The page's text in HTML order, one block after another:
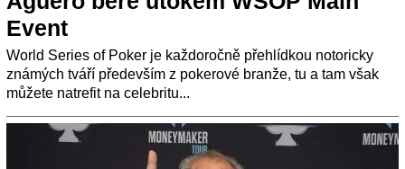
Event
World Series of Poker je každoročně přehlídkou notoricky
známých tváří především z pokerové branže, tu a tam však
můžete natrefit na celebritu...